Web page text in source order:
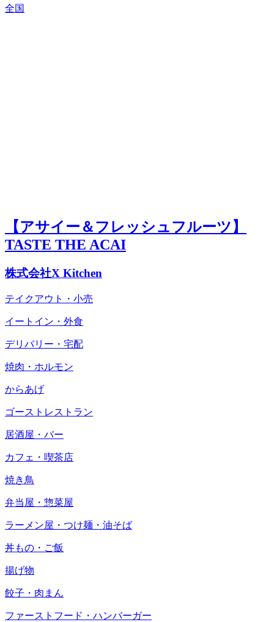
全国
【アサイー＆フレッシュフルーツ】
TASTE THE ACAI
株式会社X Kitchen
テイクアウト・小売
イートイン・外食
デリバリー・宅配
焼肉・ホルモン
からあげ
ゴーストレストラン
居酒屋・バー
カフェ・喫茶店
焼き鳥
弁当屋・惣菜屋
ラーメン屋・つけ麺・油そば
丼もの・ご飯
揚げ物
餃子・肉まん
ファーストフード・ハンバーガー